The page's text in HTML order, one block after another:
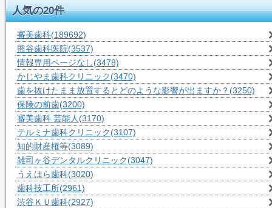
人気の20件
審美歯科(189692)
熊谷歯科医院(3537)
情報専用ページなし(3478)
かじやま歯科クリニック(3470)
歯を抜けたまま放置するとどのような影響が出ますか？ (3250)
保険の前歯(3200)
審美歯科 芸能人 (3170)
テルミナ歯科クリニック(3107)
知的財産権等(3089)
雑司ヶ谷デンタルクリニック(3047)
うえはら歯科(3020)
歯科技工所(2961)
渋谷ＫＵ歯科(2927)